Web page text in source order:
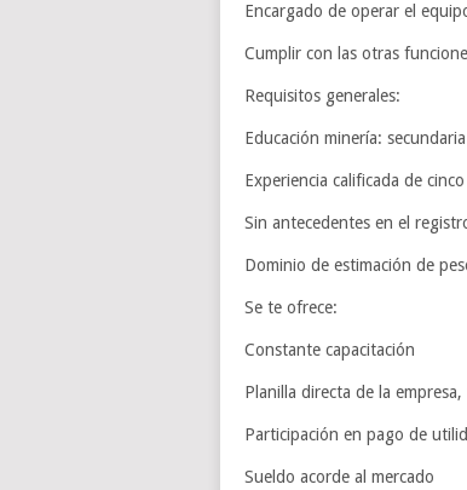
Encargado de operar el
Cumplir con las otras
Requisitos generales:
Educación minería:
Experiencia calificada de
Sin antecedentes en el
Dominio de estimación de
Se te ofrece:
Constante capacitación
Planilla directa de la
Participación en pago de
Sueldo acorde al mercado